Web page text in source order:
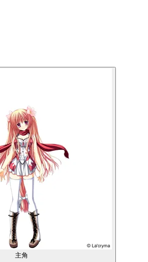
主角